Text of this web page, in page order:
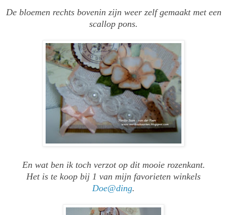
De bloemen rechts bovenin zijn weer zelf gemaakt met een
scallop pons.
En wat ben ik toch verzot op dit mooie rozenkant.
Het is te koop bij 1 van mijn favorieten winkels
Doe@ding.